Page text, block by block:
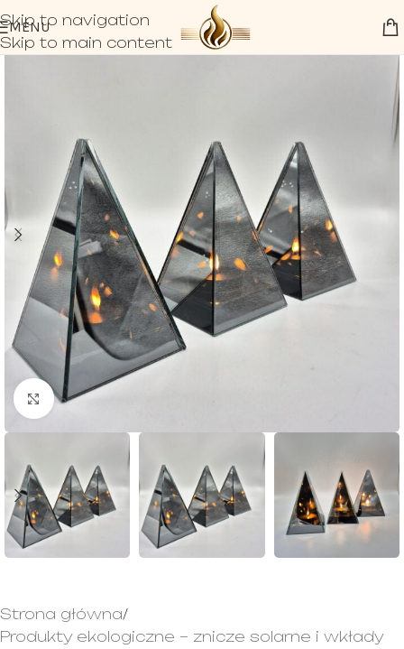
Skip to navigation
Skip to main content
MENU
Click to enlarge
Strona główna
Produkty ekologiczne – znicze solarne i wkłady